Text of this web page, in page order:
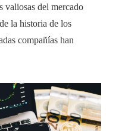
valiosas del mercado
la historia de los
compañías han